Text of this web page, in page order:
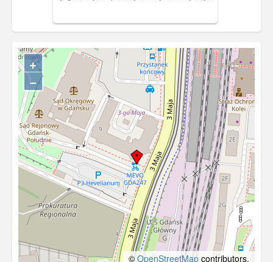
+
−
© OpenStreetMap contributors.